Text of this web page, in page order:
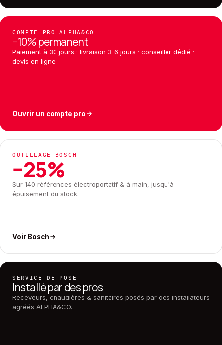
COMPTE PRO ALPHA&CO
−10% permanent
Paiement à 30 jours · livraison 3-6 jours · conseiller dédié ·
devis en ligne.
Ouvrir un compte pro
OUTILLAGE BOSCH
−25%
Sur 140 références électroportatif & à main, jusqu'à
épuisement du stock.
Voir Bosch
SERVICE DE POSE
Installé par des pros
Receveurs, chaudières & sanitaires posés par des installateurs
agréés ALPHA&CO.